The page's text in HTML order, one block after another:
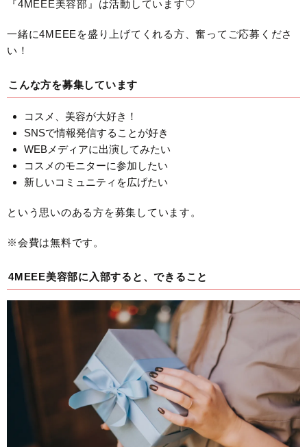
『4MEEE美容部』は活動しています♡
一緒に4MEEEを盛り上げてくれる方、奮ってご応募くださ
い！
こんな方を募集しています
コスメ、美容が大好き！
SNSで情報発信することが好き
WEBメディアに出演してみたい
コスメのモニターに参加したい
新しいコミュニティを広げたい
という思いのある方を募集しています。
※会費は無料です。
4MEEE美容部に入部すると、できること